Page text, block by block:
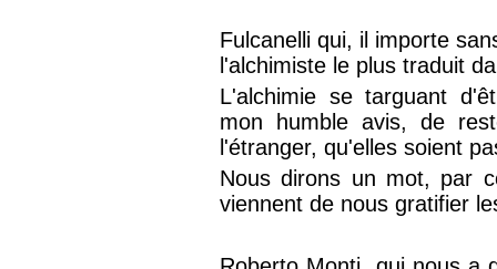
Fulcanelli qui, il importe
l'alchimiste le plus traduit
L'alchimie se targuant
mon humble avis, de
l'étranger, qu'elles soient
Nous dirons un mot, par
viennent de nous gratifier